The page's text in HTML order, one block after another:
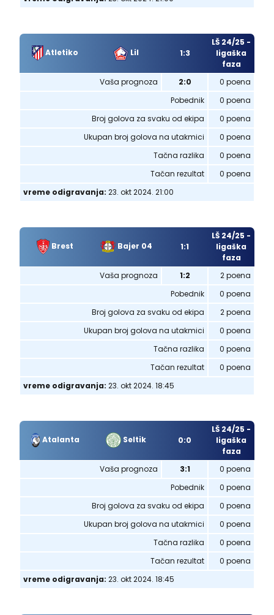
Atletiko Lil 1:3
LŠ 24/25 -
ligaška
faza
Vaša prognoza
2:0
0 poena
Pobednik
0 poena
Broj golova za svaku od ekipa
0 poena
Ukupan broj golova na utakmici
0 poena
Tačna razlika
0 poena
Tačan rezultat
0 poena
vreme odigravanja: 23. okt 2024. 21:00
Brest Bajer 04 1:1
LŠ 24/25 -
ligaška
faza
Vaša prognoza
1:2
2 poena
Pobednik
0 poena
Broj golova za svaku od ekipa
2 poena
Ukupan broj golova na utakmici
0 poena
Tačna razlika
0 poena
Tačan rezultat
0 poena
vreme odigravanja: 23. okt 2024. 18:45
Atalanta Seltik 0:0
LŠ 24/25 -
ligaška
faza
Vaša prognoza
3:1
0 poena
Pobednik
0 poena
Broj golova za svaku od ekipa
0 poena
Ukupan broj golova na utakmici
0 poena
Tačna razlika
0 poena
Tačan rezultat
0 poena
vreme odigravanja: 23. okt 2024. 18:45